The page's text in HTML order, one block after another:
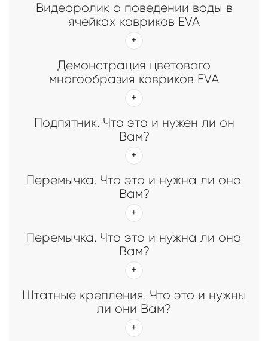
Видеоролик о поведении воды в
ячейках ковриков EVA
Демонстрация цветового
многообразия ковриков EVA
Подпятник. Что это и нужен ли он
Вам?
Перемычка. Что это и нужна ли она
Вам?
Перемычка. Что это и нужна ли она
Вам?
Штатные крепления. Что это и нужны
ли они Вам?